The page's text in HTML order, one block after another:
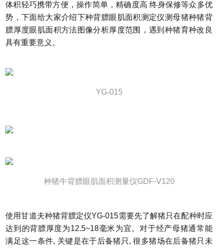
体积轻巧携带方便，操作简单，精确度高 终身保修等众多优
势，下面给大家介绍下种背膘眼肌面积测定仪测母猪种猪背
膘厚度眼肌面积方法图像分析厚度范围，遇到种猪育种改良
具有重要意义。
YG-015
种猪牛背膘眼肌面积测量仪GDF-V120
使用甘道夫种猪背膘定仪YG-015需要先了解猪只在配种时应
达到的背膘厚度为12.5~18毫米为宜。对于经产母猪通常能
满足这一条件, 关键是在于后备猪只, 很多猪场在后备猪只未